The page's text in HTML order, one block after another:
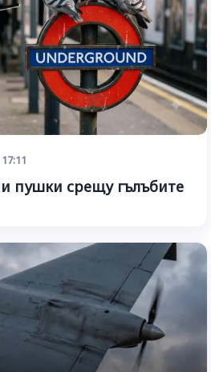
пушки срещу гълъбите